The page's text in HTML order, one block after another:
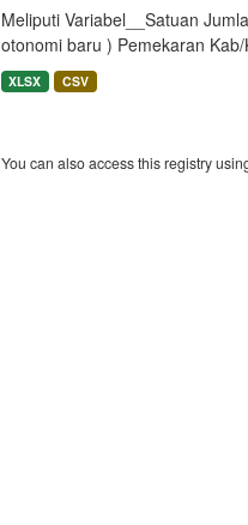
Meliputi Variabel__Satuan
otonomi baru ) Pemekaran
XLSX CSV
You can also access this registry